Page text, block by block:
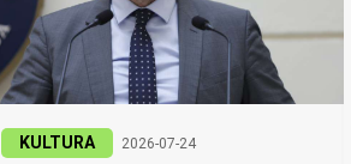
KULTURA 2026-07-24